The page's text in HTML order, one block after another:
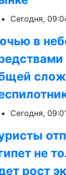
Сегодня,
в
Сегодня,
не
рост